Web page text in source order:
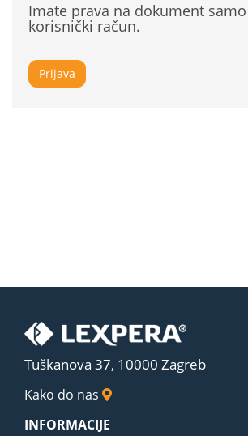
Imate prava na dokument
korisnički račun.
Prijava
Tuškanova 37, 10000 Zagreb
Kako do nas
INFORMACIJE